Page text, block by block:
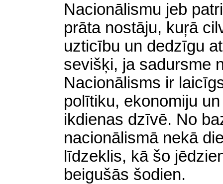
Nacionālismu jeb
prāta nostāju, kuŗā
uzticību un dedzīgu
sevišķi, ja sadursme
Nacionālisms ir
polītiku, ekonomiju
ikdienas dzīvē. No
nacionālismā nekā
līdzeklis, kā šo
beigušās šodien.